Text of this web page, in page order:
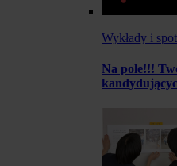
Wykłady i
Na pole!!!